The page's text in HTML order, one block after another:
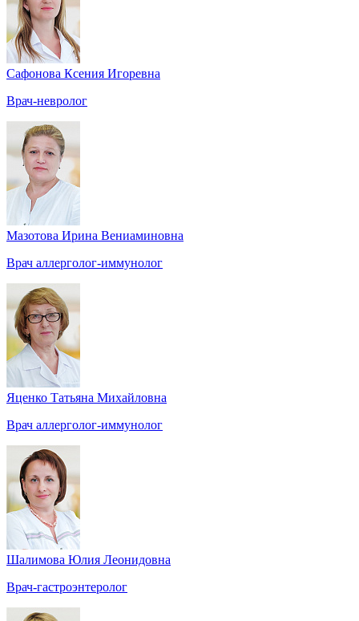
Сафонова Ксения Игоревна
Врач-невролог
Мазотова Ирина Вениаминовна
Врач аллерголог-иммунолог
Яценко Татьяна Михайловна
Врач аллерголог-иммунолог
Шалимова Юлия Леонидовна
Врач-гастроэнтеролог